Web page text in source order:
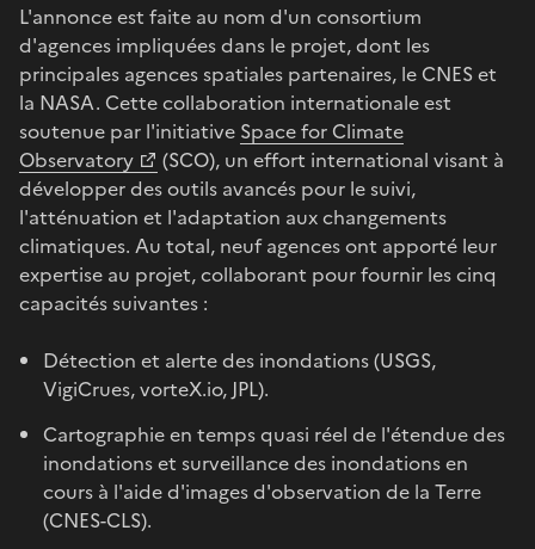
L'annonce est faite au nom d'un consortium
d'agences impliquées dans le projet, dont les
principales agences spatiales partenaires, le CNES et
la NASA. Cette collaboration internationale est
soutenue par l'initiative Space for Climate
Observatory
(SCO), un effort international visant à
développer des outils avancés pour le suivi,
l'atténuation et l'adaptation aux changements
climatiques. Au total, neuf agences ont apporté leur
expertise au projet, collaborant pour fournir les cinq
capacités suivantes :
Détection et alerte des inondations (USGS,
VigiCrues, vorteX.io, JPL).
Cartographie en temps quasi réel de l'étendue des
inondations et surveillance des inondations en
cours à l'aide d'images d'observation de la Terre
(CNES-CLS).